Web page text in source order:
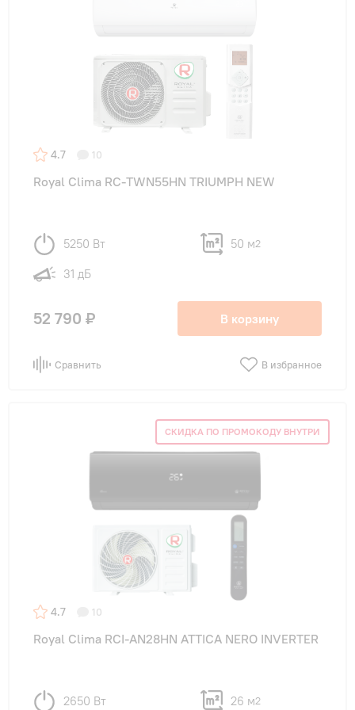
4.7 10
Royal Clima RC-TWN55HN TRIUMPH NEW
5250 Вт 50 м2
31 дБ
52 790 ₽ В корзину
Сравнить В избранное
СКИДКА ПО ПРОМОКОДУ ВНУТРИ
4.7 10
Royal Clima RCI-AN28HN ATTICA NERO INVERTER
2650 Вт 26 м2